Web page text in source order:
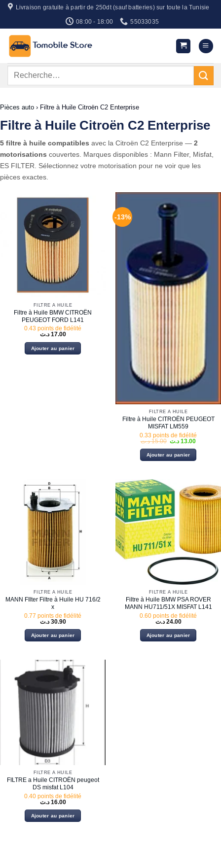
Passer
contenu
Livraison gratuite à partir de 250dt (sauf batteries) sur toute la Tunisie
08:00 - 18:00 55033035
Recherche
Pièces auto › Filtre à Huile Citroën C2 Enterprise
Filtre à Huile Citroën C2 Enterprise
5 filtre à huile compatibles avec la Citroën C2 Enterprise — 2
motorisations couvertes. Marques disponibles : Mann Filter, Misfat,
ES FILTER. Sélectionnez votre motorisation pour ne voir que les
pièces exactes.
FILTRE À HUILE
Filtre à Huile BMW CITROËN
PEUGEOT FORD L141
0.43 points de fidélité
17.00 د.ت
Ajouter au panier
-13%
FILTRE À HUILE
Filtre à Huile CITROËN PEUGEOT
MISFAT LM559
0.33 points de fidélité
15.00 د.ت
Le
initial
était :
13.00 د.ت
Le
actuel
est :
Ajouter au panier
FILTRE À HUILE
MANN FIlter Filtre à Huile HU 716/2
x
0.77 points de fidélité
30.90 د.ت
Ajouter au panier
FILTRE À HUILE
Filtre à Huile BMW PSA ROVER
MANN HU711/51X MISFAT L141
0.60 points de fidélité
24.00 د.ت
Ajouter au panier
FILTRE À HUILE
FILTRE a Huile CITROËN peugeot
DS misfat L104
0.40 points de fidélité
16.00 د.ت
Ajouter au panier